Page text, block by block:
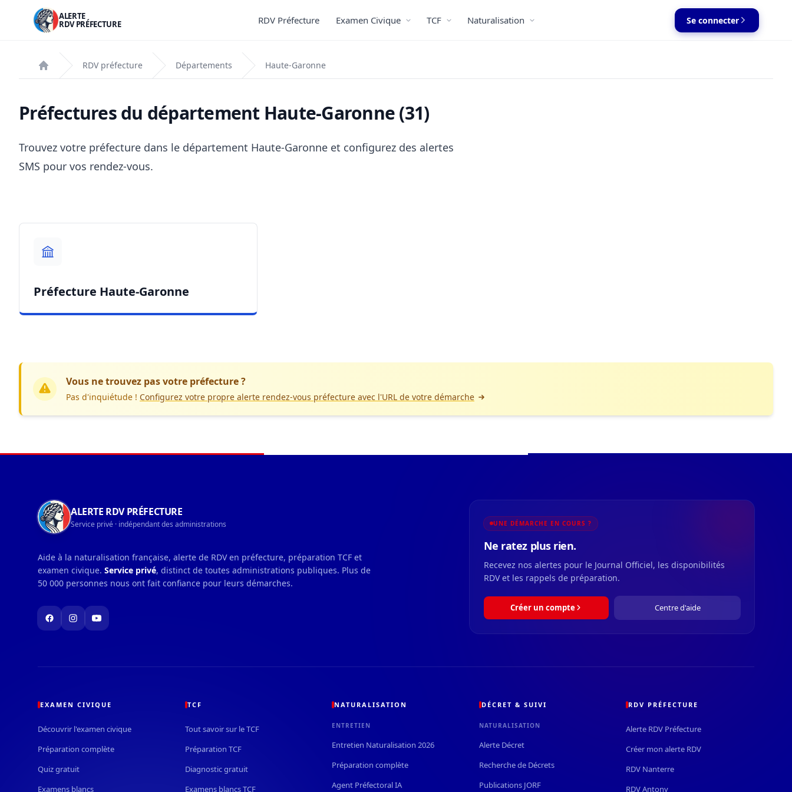
ALERTE
RDV PRÉFECTURE RDV Préfecture Examen Civique TCF Naturalisation Se connecter
Accueil
RDV préfecture Départements Haute-Garonne
Préfectures du département Haute-Garonne (31)
Trouvez votre préfecture dans le département Haute-Garonne et configurez des alertes
SMS pour vos rendez-vous.
Préfecture Haute-Garonne
Vous ne trouvez pas votre préfecture ?
Pas d'inquiétude ! Configurez votre propre alerte rendez-vous préfecture avec l'URL de votre démarche
ALERTE RDV PRÉFECTURE
Service privé · indépendant des administrations
Aide à la naturalisation française, alerte de RDV en préfecture, préparation TCF et
examen civique. Service privé, distinct de toutes administrations publiques. Plus de
50 000 personnes nous ont fait confiance pour leurs démarches.
UNE DÉMARCHE EN COURS ?
Ne ratez plus rien.
Recevez nos alertes pour le Journal Officiel, les disponibilités
RDV et les rappels de préparation.
Créer un compte Centre d'aide
EXAMEN CIVIQUE
Découvrir l'examen civique
Préparation complète
Quiz gratuit
Examens blancs
TCF
Tout savoir sur le TCF
Préparation TCF
Diagnostic gratuit
Examens blancs TCF
NATURALISATION
ENTRETIEN
Entretien Naturalisation 2026
Préparation complète
Agent Préfectoral IA
DÉCRET & SUIVI
NATURALISATION
Alerte Décret
Recherche de Décrets
Publications JORF
RDV PRÉFECTURE
Alerte RDV Préfecture
Créer mon alerte RDV
RDV Nanterre
RDV Antony